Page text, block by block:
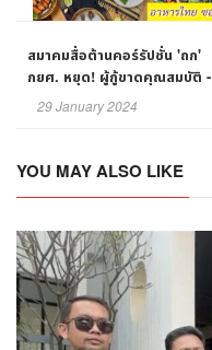
สมาคมสื่อต้านคอร์รัปชั่น 'ถก'
กยศ. หยุด! ผู้กู้ขาดคุณสมบัติ -
ดึงธรรมาภิบาลสร้าง 'เด็ก
คุณธรรม' คืนเงินกู้ กยศ.
29 January 2024
YOU MAY ALSO LIKE